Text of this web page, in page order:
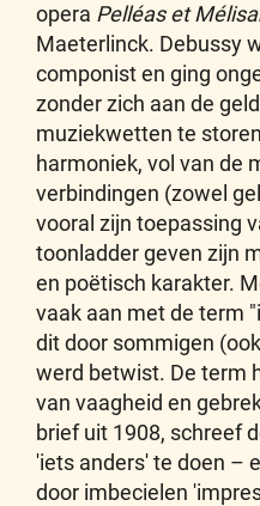
opera Pelléas et
Maeterlinck. Debussy
componist en ging
zonder zich aan de
muziekwetten te
harmoniek, vol van de
verbindingen (zowel
vooral zijn toepassing
toonladder geven zijn
en poëtisch karakter.
vaak aan met de term
dit door sommigen
werd betwist. De term
van vaagheid en
brief uit 1908, schreef
'iets anders' te doen –
door imbecielen